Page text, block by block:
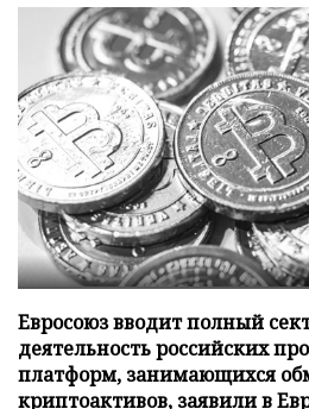
Евросоюз вводит полный
деятельность российских
платформ, занимающихся
криптоактивов, заявили в